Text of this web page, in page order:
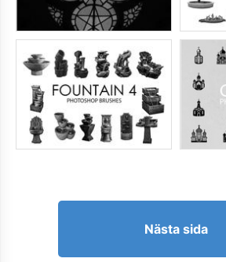
Nästa sida